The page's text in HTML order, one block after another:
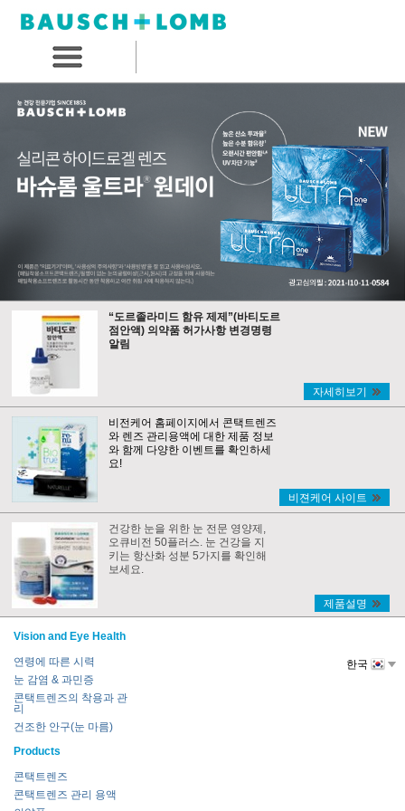
“도르졸라미드 함유 제제”(바티도르
점안액) 의약품 허가사항 변경명령
알림
자세히보기
비전케어 홈페이지에서 콘택트렌즈
와 렌즈 관리용액에 대한 제품 정보
와 함께 다양한 이벤트를 확인하세
요!
비젼케어 사이트
건강한 눈을 위한 눈 전문 영양제,
오큐비전 50플러스. 눈 건강을 지
키는 항산화 성분 5가지를 확인해
보세요.
제품설명
Vision and Eye Health
연령에 따른 시력
눈 감염 & 과민증
콘택트렌즈의 착용과 관
리
건조한 안구(눈 마름)
Products
콘택트렌즈
콘택트렌즈 관리 용액
한국